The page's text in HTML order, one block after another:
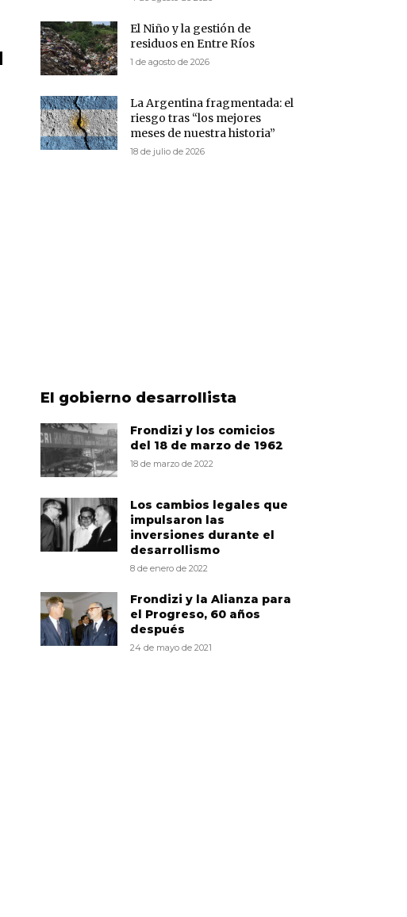
El Niño y la gestión de
residuos en Entre Ríos
1 de agosto de 2026
La Argentina fragmentada: el
riesgo tras “los mejores
meses de nuestra historia”
18 de julio de 2026
El gobierno desarrollista
Frondizi y los comicios
del 18 de marzo de 1962
18 de marzo de 2022
Los cambios legales que
impulsaron las
inversiones durante el
desarrollismo
8 de enero de 2022
Frondizi y la Alianza para
el Progreso, 60 años
después
24 de mayo de 2021